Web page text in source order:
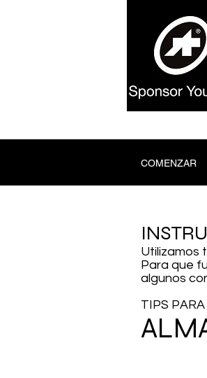
COMENZAR
Utilizamos
Para que
algunos
TIPS PARA